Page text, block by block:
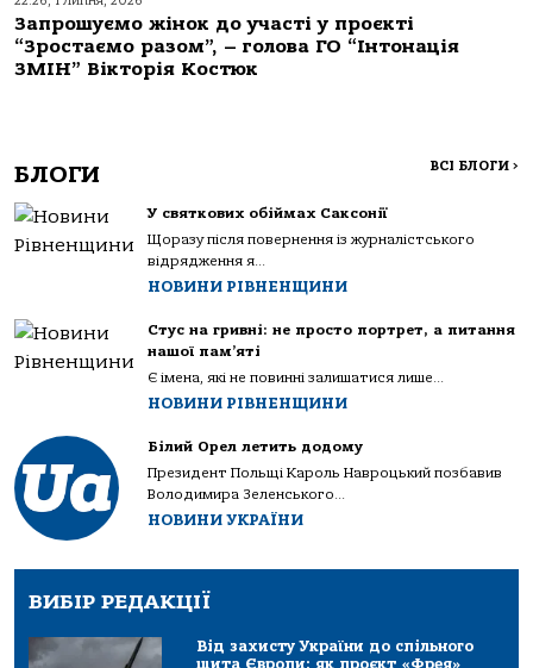
Запрошуємо жінок до участі у проєкті
“Зростаємо разом”, – голова ГО “Інтонація
ЗМІН” Вікторія Костюк
БЛОГИ ВСІ БЛОГИ >
У святкових обіймах Саксонії
Щоразу після повернення із журналістського
відрядження я...
НОВИНИ РІВНЕНЩИНИ
Стус на гривні: не просто портрет, а питання
нашої пам’яті
Є імена, які не повинні залишатися лише...
НОВИНИ РІВНЕНЩИНИ
Білий Орел летить додому
Президент Польщі Кароль Навроцький позбавив
Володимира Зеленського...
НОВИНИ УКРАЇНИ
ВИБІР РЕДАКЦІЇ
Від захисту України до спільного
щита Європи: як проєкт «Фрея»